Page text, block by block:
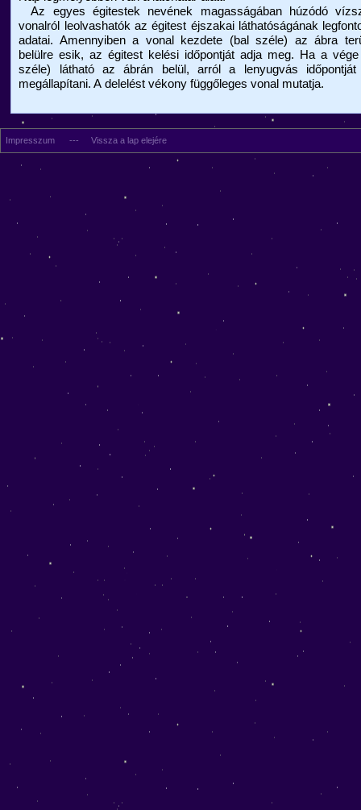
Az egyes égitestek nevének magasságában húzódó
vonalról leolvashatók az égitest éjszakai láthatóságának
adatai. Amennyiben a vonal kezdete (bal széle) az ábra
belülre esik, az égitest kelési időpontját adja meg. Ha a vége
széle) látható az ábrán belül, arról a lenyugvás időpontját
megállapítani. A delelést vékony függőleges vonal mutatja.
Impresszum --- Vissza a lap elejére